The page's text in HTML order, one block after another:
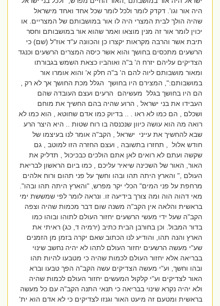
היה אור וגו'. דקדק לומר ולכל לומר שכל אחד ואחד מישראל
שהיה הולך לבית המצרי היה לו אור במושבותם של המצריים. או
יכוין לומר אור זה מנין מוצאו ואמר שהוא אור במושבותם וחסר
תיבת אשר והרבה מקראות יקצרו כן והכוונה ע"ד אוז"ל (שם) כי
הרשעים מתכסים בחושך והוא אשר כיסה המצרים הרשעים וכנגד
הצדיקים עליהם יזרח ה' ב"ה ואוהביו כצאת השמש בגבורתו
ומאור מושבותם ליוה להם ה' ב"ה חלק א' והוא אומרו אור
במושבותם:", המצירם היו בחושך הגלל מכת החושך אך לא רק ,
הם היו בחושך בגלל מעשיהם הרעים ועצם העובדה שהם
העבידו את בני ישראל , הרוע שהיה בהם החשיך את מוחם
ושכלם , הם כמו לא ראו . .. בדיוק כמו אדם שחוטא , הוא כמו לא
רואה מה הוא עושה כיוון שנכנסה בו רוח שטות .. היא היצר הרע
שבא להחשיך את עייני ישראל , הקב"ה אומר לנו בעיצמו של
חודש אלול , תחזרו בתשובה , ועצם החזרה הזו למוטב , גם
שקשה ועתם לא רואים לאן אתם הולכים כבכיכול , תדליק את
האור, האור של השכינה שיאיר עליכם , כמו ביום הראשון לבריאת
העולם ," והארץ היתה תהו ובהו וחשך על פני תהום ורוח אלהים
מרחפת על פני המים" הכלי יקר מפרש, "והארץ היתה תהו ובהו".
מאי דהוה הוה ומה צורך בידיעה זו. ונראה לומר לפי שמששת ימי
בראשית והלאה אין הקב"ה משנה שום דבר מכמות שהיה וצפה
הקב"ה שעל ידי מעשי הרשעים יחזור העולם לתוהו ובוהו כמו
בדור המבול. וכן בחורבן הבית כתיב (ירמיה ד, כג) ראיתי את
הארץ והנה תהו, והודיע לנו הכתוב שאם יקרה בזמן מן הזמנים
שע"י מעשה הרשעים יחזור העולם לתהו לא יהיה נחשב שינוי
בבריאה אלא יחזור העולם לכמות שהיה כי מטבעו להיות תהו
ובהו וחשך, וע"י מעשה הצדיקים עשה הקב"ה הפך טבעו וברא
האור לצדיקים וע"י קלקול המעשים יחזור העולם לכמות שהיה
ולא יהיה נקרא שינוי בבריאה כי תנאי התנה הקב"ה עם כל מעשה
בראשית ומטעם זה מיעט האור וגנזו לצדיקים כי לא אדם הוא ית'